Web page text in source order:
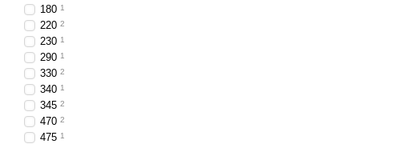
180 1
220 2
230 1
290 1
330 2
340 1
345 2
470 2
475 1